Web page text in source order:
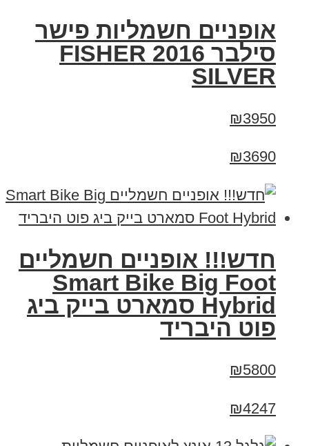
אופניים חשמליות פישר
סילבר 2016 FISHER
SILVER
₪3950
₪3690
חדש!!! אופניים חשמליים
Smart Bike Big Foot
Hybrid סמארט בייק ביג
פוט היבריד
₪5800
₪4247